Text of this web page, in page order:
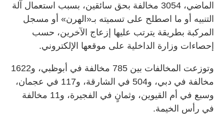
الماضي، 3054 مخالفة بحق سائقين، بسبب استعمال آلة
التنبيه أو ما اصطلح على تسميته بـ«الهرن» أو مسجل
المركبة بطريقة يترتب عليها إزعاج الآخرين، حسب
إحصاءات وزارة الداخلية على موقعها الإلكتروني.
وتوزعت المخالفات بين 785 مخالفة في أبوظبي، و1622
مخالفة في دبي، و504 في الشارقة، و117 في عجمان،
وسبع في أم القيوين، وثمانٍ في الفجيرة، و11 مخالفة
في رأس الخيمة.